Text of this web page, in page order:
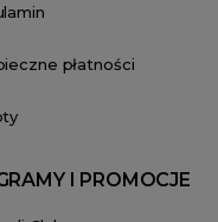
płatności
I PROMOCJE